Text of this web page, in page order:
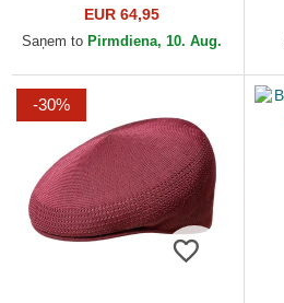
EUR 64,95
Saņem to Pirmdiena, 10. Aug.
-30%